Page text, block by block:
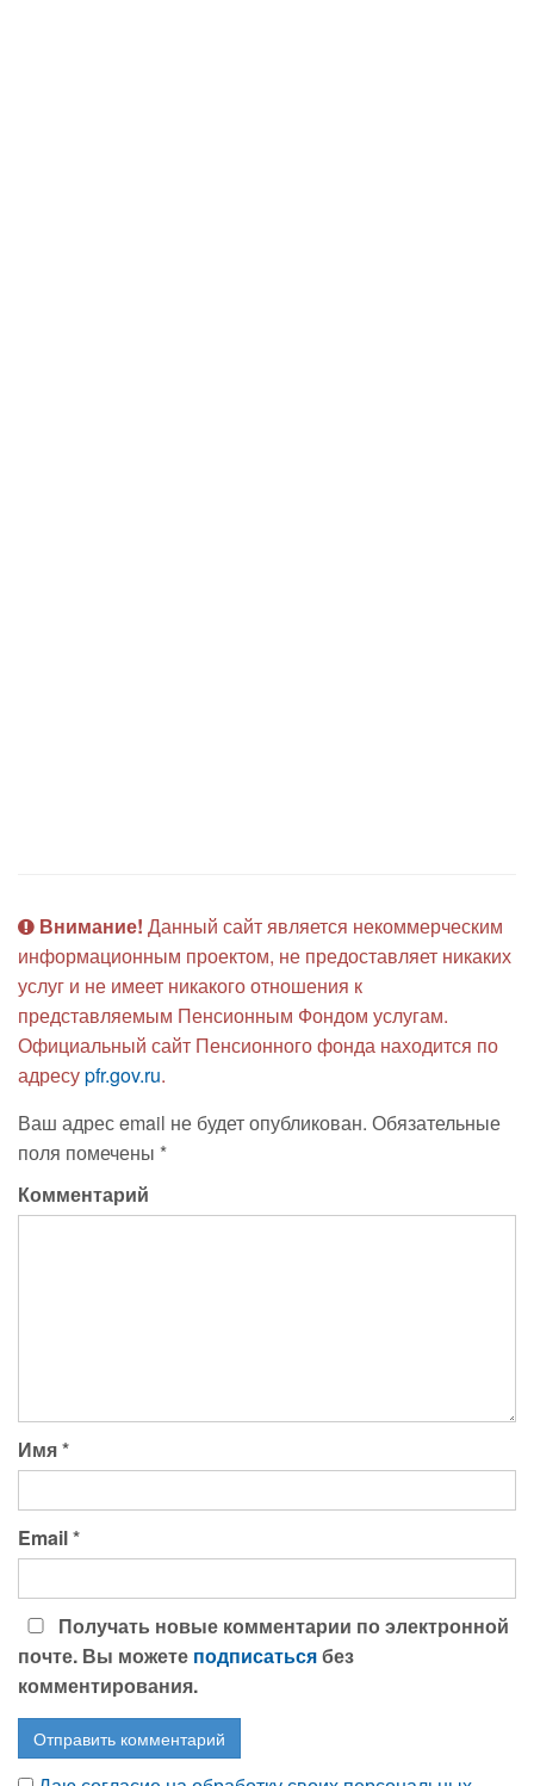
Внимание! Данный сайт является некоммерческим
информационным проектом, не предоставляет никаких
услуг и не имеет никакого отношения к
представляемым Пенсионным Фондом услугам.
Официальный сайт Пенсионного фонда находится по
адресуpfr.gov.ru.
Ваш адрес email не будет опубликован. Обязательные
поля помечены *
Комментарий
Имя*
Email*
Получать новые комментарии по электронной
почте. Вы можете подписатьсябез
комментирования.